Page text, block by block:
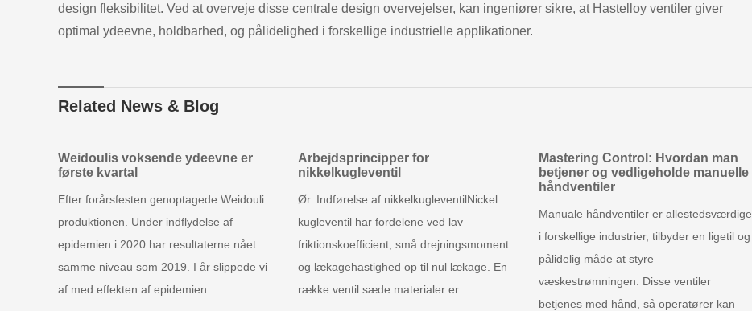
design fleksibilitet. Ved at overveje disse centrale design overvejelser, kan ingeniører sikre, at Hastelloy ventiler giver
optimal ydeevne, holdbarhed, og pålidelighed i forskellige industrielle applikationer.
Related News & Blog
Weidoulis voksende ydeevne er
første kvartal
Efter forårsfesten genoptagede Weidouli
produktionen. Under indflydelse af
epidemien i 2020 har resultaterne nået
samme niveau som 2019. I år slippede vi
af med effekten af epidemien...
Arbejdsprincipper for
nikkelkugleventil
Ør. Indførelse af nikkelkugleventilNickel
kugleventil har fordelene ved lav
friktionskoefficient, små drejningsmoment
og lækagehastighed op til nul lækage. En
række ventil sæde materialer er....
Mastering Control: Hvordan man
betjener og vedligeholde manuelle
håndventiler
Manuale håndventiler er allestedsværdige
i forskellige industrier, tilbyder en ligetil og
pålidelig måde at styre
væskestrømningen. Disse ventiler
betjenes med hånd, så operatører kan